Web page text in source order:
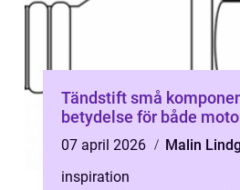
Tändstift små komponenter med stor
betydelse för både
07 april 2026
Malin
inspiration